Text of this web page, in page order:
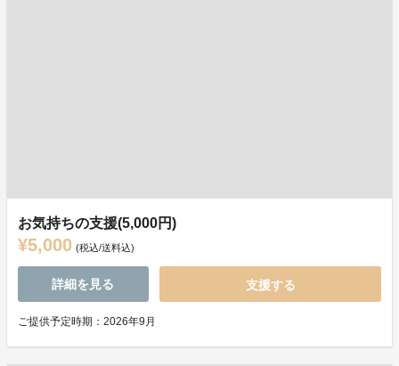
お気持ちの支援(5,000円)
¥5,000 (税込/送料込)
詳細を見る 支援する
ご提供予定時期：2026年9月